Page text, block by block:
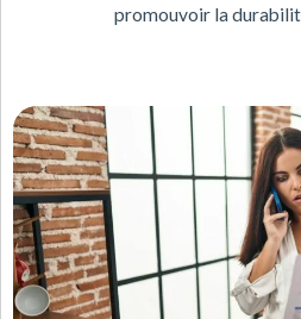
promouvoir la